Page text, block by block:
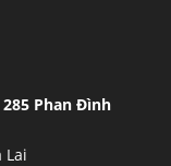
Phan Đình
Lai